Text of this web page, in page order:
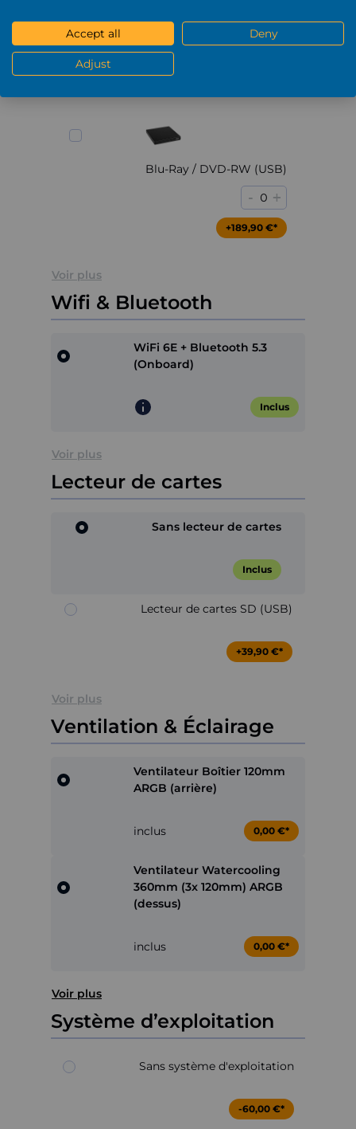
DVD-RW (USB)
Blu-Ray / DVD-RW (USB)
- 0 +
+189,90 €*
Voir plus
Wifi & Bluetooth
WiFi 6E + Bluetooth 5.3
(Onboard)
Inclus
Voir plus
Lecteur de cartes
Sans lecteur de cartes
Inclus
Lecteur de cartes SD (USB)
+39,90 €*
Voir plus
Ventilation & Éclairage
Ventilateur Boîtier 120mm
ARGB (arrière)
inclus 0,00 €*
Ventilateur Watercooling
360mm (3x 120mm) ARGB
(dessus)
inclus 0,00 €*
Voir plus
Système d’exploitation
Sans système d'exploitation
-60,00 €*
Accept all Deny
Adjust